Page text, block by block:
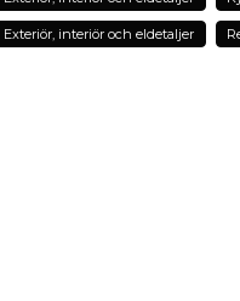
Exteriör, interiör och eldetaljer